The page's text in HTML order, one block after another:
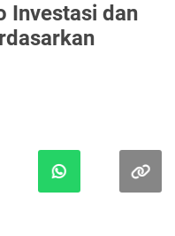
Investasi dan